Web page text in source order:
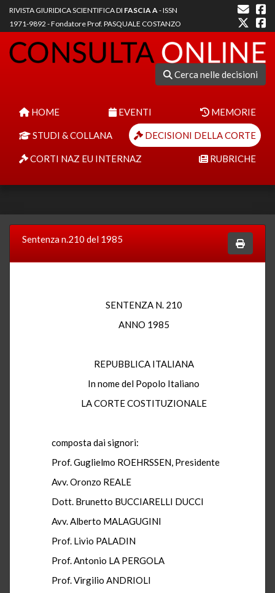
RIVISTA GIURIDICA SCIENTIFICA DI FASCIA A- ISSN
1971-9892 - Fondatore Prof. PASQUALE COSTANZO
Cerca nelle decisioni
HOME EVENTI MEMORIE
STUDI & COLLANA DECISIONI DELLA CORTE
CORTI NAZ EU INTERNAZ RUBRICHE
Sentenza n.210 del 1985
SENTENZA N. 210
ANNO 1985
REPUBBLICA ITALIANA
In nome del Popolo Italiano
LA CORTE COSTITUZIONALE
composta dai signori:
Prof. Guglielmo ROEHRSSEN, Presidente
Avv. Oronzo REALE
Dott. Brunetto BUCCIARELLI DUCCI
Avv. Alberto MALAGUGINI
Prof. Livio PALADIN
Prof. Antonio LA PERGOLA
Prof. Virgilio ANDRIOLI